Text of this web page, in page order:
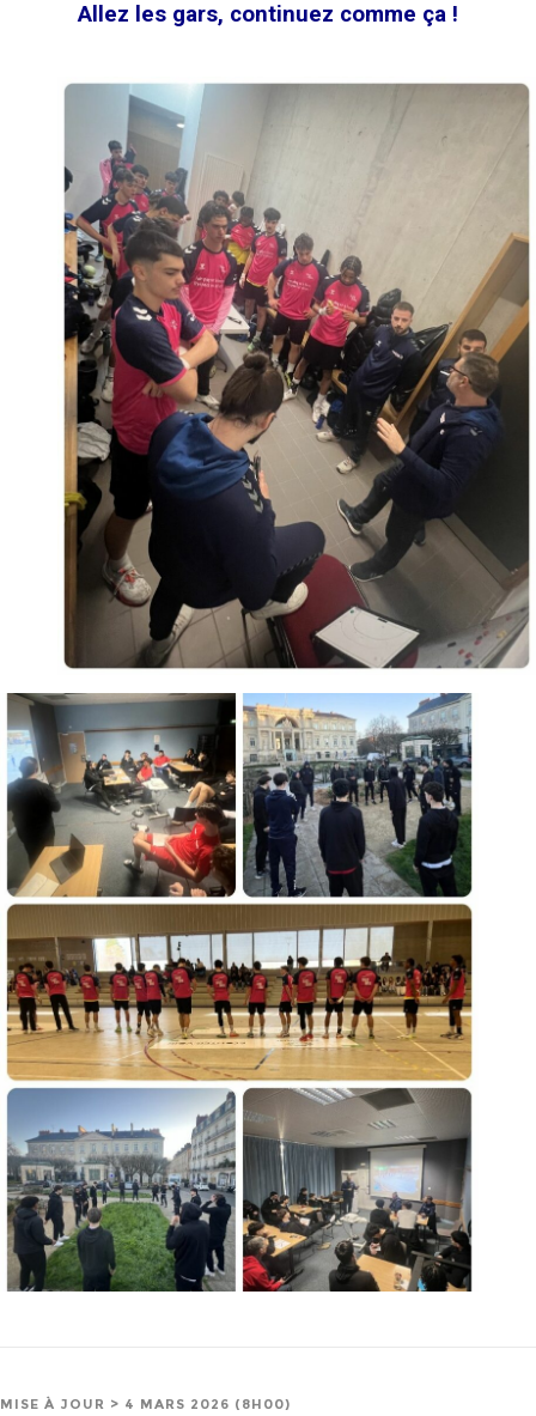
Allez les gars, continuez comme ça !
MISE À JOUR > 4 MARS 2026 (8H00)